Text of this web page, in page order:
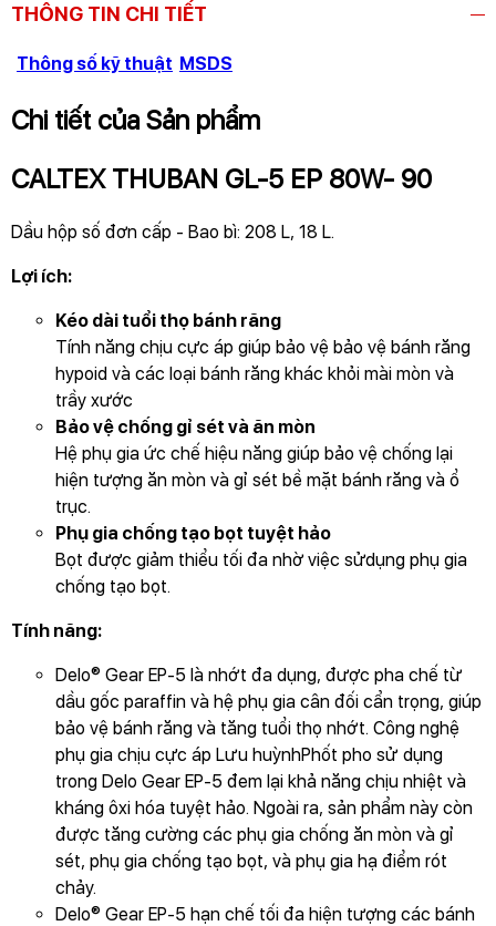
THÔNG TIN CHI TIẾT
Thông số kỹ thuật MSDS
Chi tiết của Sản phẩm
CALTEX THUBAN GL-5 EP 80W- 90
Dầu hộp số đơn cấp - Bao bì: 208 L, 18 L.
Lợi ích:
Kéo dài tuổi thọ bánh răng
Tính năng chịu cực áp giúp bảo vệ bảo vệ bánh răng
hypoid và các loại bánh răng khác khỏi mài mòn và
trầy xước
Bảo vệ chống gỉ sét và ăn mòn
Hệ phụ gia ức chế hiệu năng giúp bảo vệ chống lại
hiện tượng ăn mòn và gỉ sét bề mặt bánh răng và ổ
trục.
Phụ gia chống tạo bọt tuyệt hảo
Bọt được giảm thiểu tối đa nhờ việc sửdụng phụ gia
chống tạo bọt.
Tính năng:
Delo® Gear EP-5 là nhớt đa dụng, được pha chế từ
dầu gốc paraffin và hệ phụ gia cân đối cẩn trọng, giúp
bảo vệ bánh răng và tăng tuổi thọ nhớt. Công nghệ
phụ gia chịu cực áp Lưu huỳnhPhốt pho sử dụng
trong Delo Gear EP-5 đem lại khả năng chịu nhiệt và
kháng ôxi hóa tuyệt hảo. Ngoài ra, sản phẩm này còn
được tăng cường các phụ gia chống ăn mòn và gỉ
sét, phụ gia chống tạo bọt, và phụ gia hạ điểm rót
chảy.
Delo® Gear EP-5 hạn chế tối đa hiện tượng các bánh